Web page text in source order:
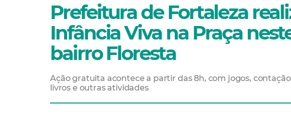
Prefeitura de Fortaleza
Infância Viva na Praça
bairro Floresta
Ação gratuita acontece a partir das 8h, com jogos,
livros e outras atividades